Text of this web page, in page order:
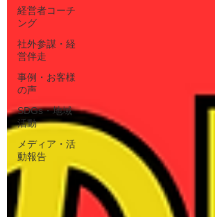
経営者コーチ
ング
社外参謀・経
営伴走
事例・お客様
の声
SDGs・地域
活動
メディア・活
動報告